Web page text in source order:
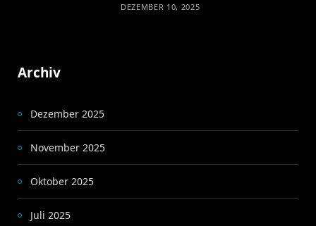
DEZEMBER 10, 2025
Archiv
Dezember 2025
November 2025
Oktober 2025
Juli 2025